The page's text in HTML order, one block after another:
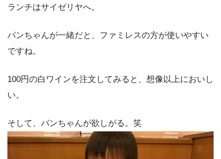
ランチはサイゼリヤへ。
パンちゃんが一緒だと、ファミレスの方が使いやすい
ですね。
100円の白ワインを注文してみると、想像以上においし
い。
そして、パンちゃんが欲しがる。笑